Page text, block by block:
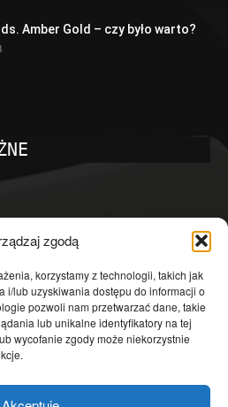
zgodą
korzystamy z technologii, takich jak
i/lub uzyskiwania dostępu do informacji o
pozwoli nam przetwarzać dane, takie
lub unikalne identyfikatory na tej
wycofanie zgody może niekorzystnie
Amber Gold – czy było warto?
4601
4363
3639
2823